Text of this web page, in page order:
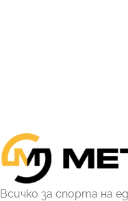
Всичко за спорта на